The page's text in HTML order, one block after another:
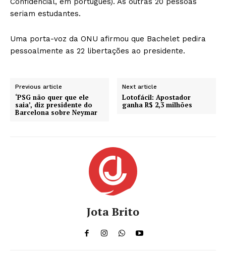
seriam estudantes.
Uma porta-voz da ONU afirmou que Bachelet pedira
pessoalmente as 22 libertações ao presidente.
Previous article
‘PSG não quer que ele
saia’, diz presidente do
Barcelona sobre Neymar
Next article
Lotofácil: Apostador
ganha R$ 2,3 milhões
Jota Brito